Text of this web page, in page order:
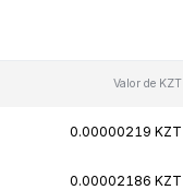
Valor de KZT
0.00000219 KZT
0.00002186 KZT